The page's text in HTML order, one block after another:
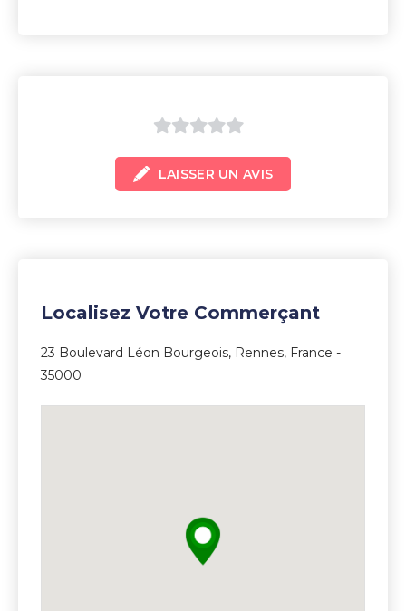
sur
LAISSER UN AVIS
Localisez Votre Commerçant
23 Boulevard Léon Bourgeois, Rennes, France -
35000